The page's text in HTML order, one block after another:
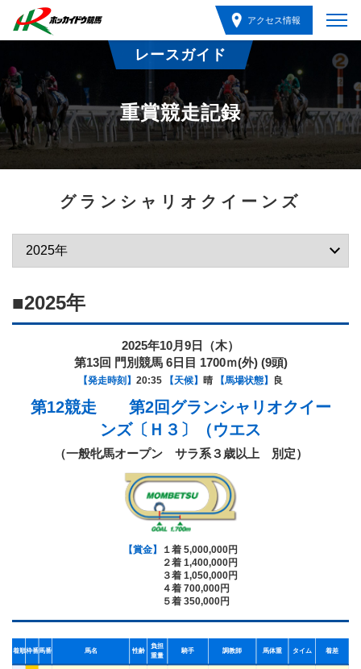
アクセス情報
レースガイド
重賞競走記録
グランシャリオクイーンズ
■2025年
2025年10月9日（木）
第13回 門別競馬 6日目 1700ｍ(外) (9頭)
【発走時刻】 20:35 【天候】 晴 【馬場状態】 良
第12競走 第2回グランシャリオクイー
ンズ〔Ｈ３〕（ウエス
（一般牝馬オープン サラ系３歳以上 別定）
【賞金】
１着 5,000,000円
２着 1,400,000円
３着 1,050,000円
４着 700,000円
５着 350,000円
着順枠番馬番 馬名 性齢
負担
重量
騎手 調教師 馬体重 タイム 着差